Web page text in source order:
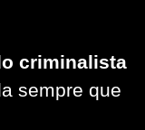
criminalista
sempre que